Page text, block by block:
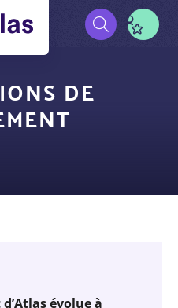
DE
évolue à